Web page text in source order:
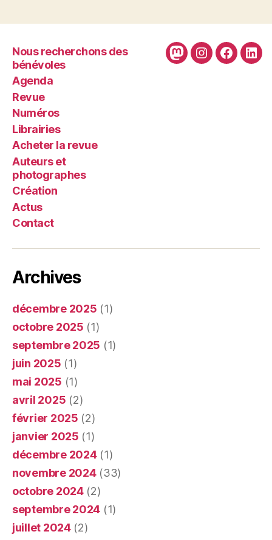
Nous recherchons des
bénévoles
Agenda
Revue
Numéros
Librairies
Acheter la revue
Auteurs et
photographes
Création
Actus
Contact
MastodonInstagram
Archives
décembre 2025 (1)
octobre 2025 (1)
septembre 2025 (1)
juin 2025 (1)
mai 2025 (1)
avril 2025 (2)
février 2025 (2)
janvier 2025 (1)
décembre 2024(1)
novembre 2024(33)
octobre 2024(2)
septembre 2024 (1)
juillet 2024(2)